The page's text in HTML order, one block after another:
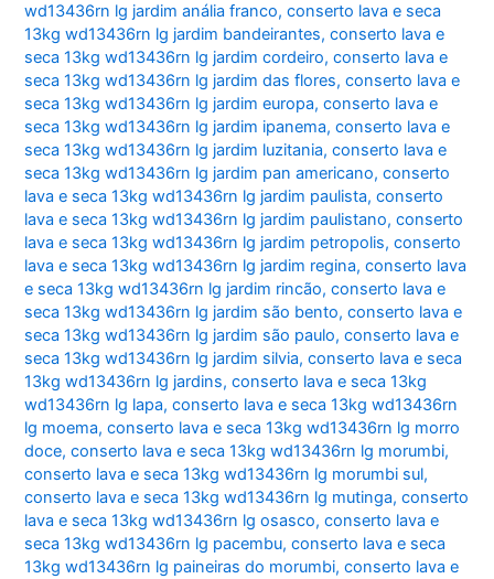
wd13436rn lg jardim anália franco,conserto lava e seca
13kg wd13436rn lg jardim bandeirantes,conserto lava e
seca 13kg wd13436rn lg jardim cordeiro,conserto lava e
seca 13kg wd13436rn lg jardim das flores,conserto lava e
seca 13kg wd13436rn lg jardim europa,conserto lava e
seca 13kg wd13436rn lg jardim ipanema,conserto lava e
seca 13kg wd13436rn lg jardim luzitania,conserto lava e
seca 13kg wd13436rn lg jardim pan americano,conserto
lava e seca 13kg wd13436rn lg jardim paulista,conserto
lava e seca 13kg wd13436rn lg jardim paulistano,conserto
lava e seca 13kg wd13436rn lg jardim petropolis,conserto
lava e seca 13kg wd13436rn lg jardim regina,conserto lava
e seca 13kg wd13436rn lg jardim rincão,conserto lava e
seca 13kg wd13436rn lg jardim são bento,conserto lava e
seca 13kg wd13436rn lg jardim são paulo,conserto lava e
seca 13kg wd13436rn lg jardim silvia,conserto lava e seca
13kg wd13436rn lg jardins,conserto lava e seca 13kg
wd13436rn lg lapa,conserto lava e seca 13kg wd13436rn
lg moema,conserto lava e seca 13kg wd13436rn lg morro
doce,conserto lava e seca 13kg wd13436rn lg morumbi,
conserto lava e seca 13kg wd13436rn lg morumbi sul,
conserto lava e seca 13kg wd13436rn lg mutinga,conserto
lava e seca 13kg wd13436rn lg osasco,conserto lava e
seca 13kg wd13436rn lg pacembu,conserto lava e seca
13kg wd13436rn lg paineiras do morumbi,conserto lava e